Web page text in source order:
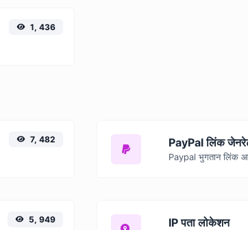
1, 436
7, 482 PayPal लिंक
Paypal भुगतान लिंक
5, 949 IP पता लोकेशन